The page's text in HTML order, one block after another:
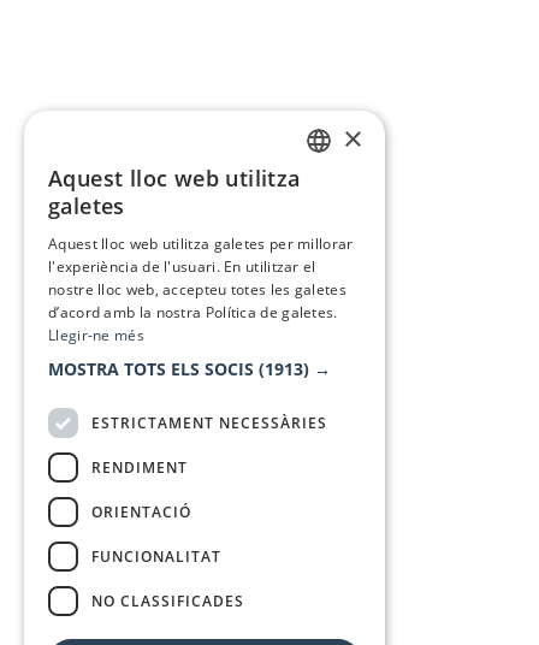
×
Aquest lloc web utilitza
galetes
Aquest lloc web utilitza galetes per millorar
l'experiència de l'usuari. En utilitzar el
nostre lloc web, accepteu totes les galetes
d’acord amb la nostra Política de galetes.
Llegir-ne més
MOSTRA TOTS ELS SOCIS (1913) →
ESTRICTAMENT NECESSÀRIES
RENDIMENT
ORIENTACIÓ
FUNCIONALITAT
NO CLASSIFICADES